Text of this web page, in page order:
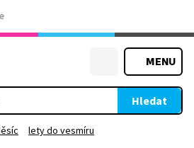
MENU
Hledat
lety do vesmíru